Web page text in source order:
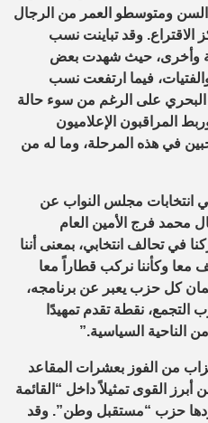
السن ومتوسطو العمر من الرجال
الاقتراع. وقد تباينت نسب
وأخرى، حيث شهدت بعض
فيما ارتفعت نسب
البحري على الرغم من سوء حالة
المراقبون الإعلاميون
في هذه المرحلة، وما له من
انتخابات مجلس النواب عن
محمد فرج الأمين العام
في تحالف انتخابي، بمعنى أننا
معا وكأننا نركب قطاراً معا
كل حزب يعبر عن برنامجه،
نقطة تقدم تمهيدًا
الناحية السياسية.”
من الفوز بعشرات المقاعد
أبرز القوى تمثيلاً داخل “القائمة
حزب “مستقبل وطن”. وقد